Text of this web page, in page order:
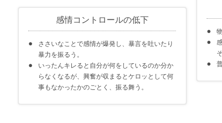
感情コントロールの低下
ささいなことで感情が爆発し、暴言を吐いたり
暴力を振るう。
いったんキレると自分が何をしているのか分か
らなくなるが、興奮が収まるとケロッとして何
事もなかったかのごとく、振る舞う。